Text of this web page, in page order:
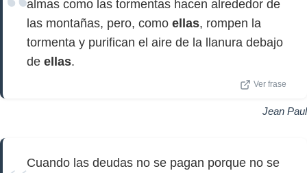
almas como las tormentas hacen alrededor de
las montañas, pero, como ellas, rompen la
tormenta y purifican el aire de la llanura debajo
de ellas.
Ver frase
Jean Paul
Cuando las deudas no se pagan porque no se